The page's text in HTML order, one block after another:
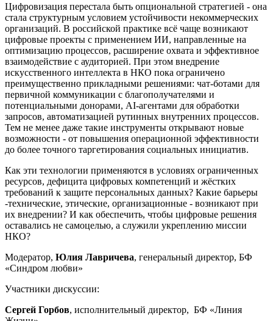
Цифровизация перестала быть опциональной стратегией - она
стала структурным условием устойчивости некоммерческих
организаций. В российской практике всё чаще возникают
цифровые проекты с применением ИИ, направленные на
оптимизацию процессов, расширение охвата и эффективное
взаимодействие с аудиторией. При этом внедрение
искусственного интеллекта в НКО пока ограничено
преимущественно прикладными решениями: чат-ботами для
первичной коммуникации с благополучателями и
потенциальными донорами, AI-агентами для обработки
запросов, автоматизацией рутинных внутренних процессов.
Тем не менее даже такие инструменты открывают новые
возможности - от повышения операционной эффективности
до более точного таргетирования социальных инициатив.
Как эти технологии применяются в условиях ограниченных
ресурсов, дефицита цифровых компетенций и жёстких
требований к защите персональных данных? Какие барьеры
-технические, этические, организационные - возникают при
их внедрении? И как обеспечить, чтобы цифровые решения
оставались не самоцелью, а служили укреплению миссии
НКО?
Модератор, Юлия Лавричева, генеральный директор, БФ
«Синдром любви»
Участники дискуссии:
Сергей Горбов, исполнительный директор, БФ «Линия